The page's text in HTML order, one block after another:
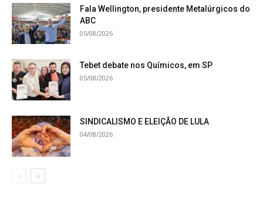
Fala Wellington, presidente Metalúrgicos do
ABC
05/08/2026
Tebet debate nos Químicos, em SP
05/08/2026
SINDICALISMO E ELEIÇÃO DE LULA
04/08/2026